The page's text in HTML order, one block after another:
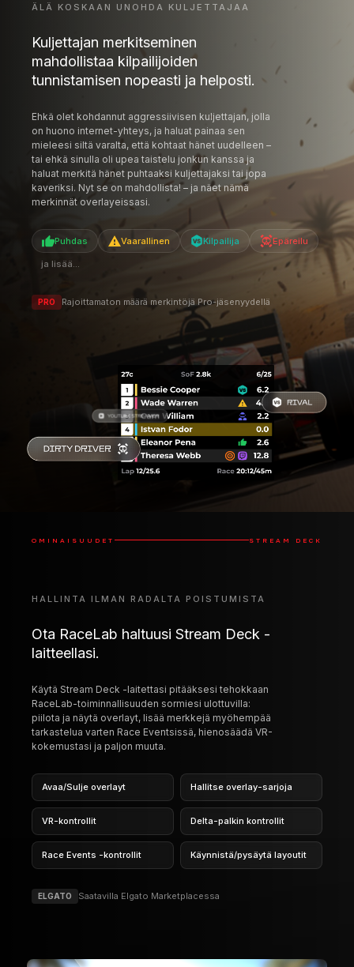
ÄLÄ KOSKAAN UNOHDA KULJETTAJAA
Kuljettajan merkitseminen
mahdollistaa kilpailijoiden
tunnistamisen nopeasti ja helposti.
Ehkä olet kohdannut aggressiivisen kuljettajan, jolla
on huono internet-yhteys, ja haluat painaa sen
mieleesi siltä varalta, että kohtaat hänet uudelleen –
tai ehkä sinulla oli upea taistelu jonkun kanssa ja
haluat merkitä hänet puhtaaksi kuljettajaksi tai jopa
kaveriksi. Nyt se on mahdollista! – ja näet nämä
merkinnät overlayeissasi.
Puhdas Vaarallinen Kilpailija Epäreilu
ja lisää...
PRO Rajoittamaton määrä merkintöjä Pro-jäsenyydellä
OMINAISUUDET STREAM DECK
HALLINTA ILMAN RADALTA POISTUMISTA
Ota RaceLab haltuusi Stream Deck -
laitteellasi.
Käytä Stream Deck -laitettasi pitääksesi tehokkaan
RaceLab-toiminnallisuuden sormiesi ulottuvilla:
piilota ja näytä overlayt, lisää merkkejä myöhempää
tarkastelua varten Race Eventsissä, hienosäädä VR-
kokemustasi ja paljon muuta.
Avaa/Sulje overlayt Hallitse overlay-sarjoja
VR-kontrollit Delta-palkin kontrollit
Race Events -kontrollit Käynnistä/pysäytä layoutit
ELGATO Saatavilla Elgato Marketplacessa